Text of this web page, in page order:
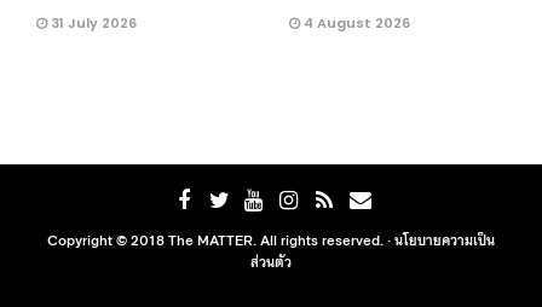
31 July 2026 4 August 2026
Copyright © 2018 The MATTER. All rights reserved. ·นโยบายความเป็น
ส่วนตัว